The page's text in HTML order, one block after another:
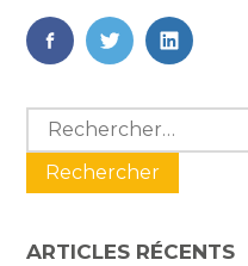
FaceBook
TwitterLinkedIn
Blog
sidebar
Rechercher :
ARTICLES RÉCENTS